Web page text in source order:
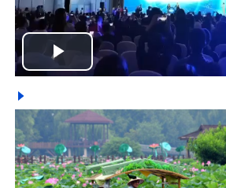
Play
Video